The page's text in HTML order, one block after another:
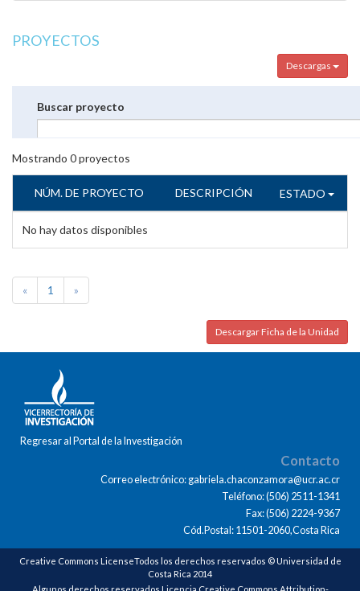
PROYECTOS
Descargas
Buscar proyecto
Mostrando 0proyectos
NÚM. DE PROYECTO DESCRIPCIÓN ESTADO
No hay datos disponibles
« 1 »
Descargar Ficha de la Unidad
Regresar al Portal de la Investigación
Contacto
Correo electrónico: gabriela.chaconzamora@ucr.ac.cr
Teléfono: (506) 2511-1341
Fax: (506) 2224-9367
Cód.Postal: 11501-2060,Costa Rica
Creative Commons LicenseTodos los derechos reservados © Universidad de
Costa Rica 2014